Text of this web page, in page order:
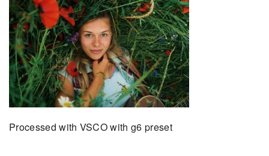
Processed with VSCO with g6 preset